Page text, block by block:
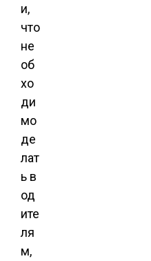
и,
что
не
об
хо
ди
мо
де
лат
ь в
од
ите
ля
м,